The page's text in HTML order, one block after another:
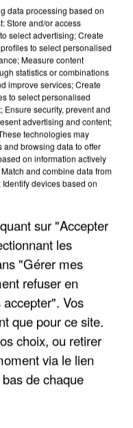
dérobées à
pas
interpellé en
été interpellé
data processing based on
Store and/or access
select advertising; Create
to select personalised
Measure content
statistics or combinations
improve services; Create
to select personalised
Ensure security, prevent and
advertising and content;
technologies may
and browsing data to offer
on information actively
and combine data from
devices based on
sur "Accepter
les
"Gérer mes
refuser en
Vos
que pour ce site.
choix, ou retirer
via le lien
de chaque